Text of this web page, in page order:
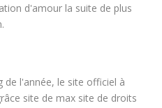
d'amour la suite de plus
de l'année, le site officiel à
site de max site de droits